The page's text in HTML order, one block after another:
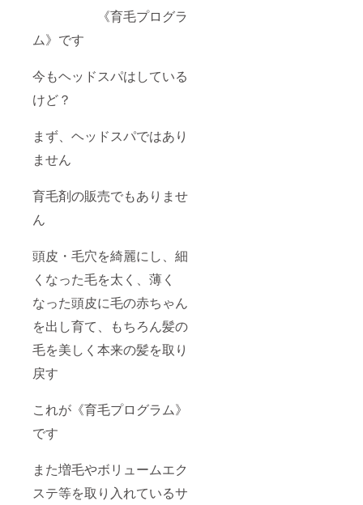
《育毛プログラ
ム》です
今もヘッドスパはしている
けど？
まず、ヘッドスパではあり
ません
育毛剤の販売でもありませ
ん
頭皮・毛穴を綺麗にし、細
くなった毛を太く、薄く
なった頭皮に毛の赤ちゃん
を出し育て、もちろん髪の
毛を美しく本来の髪を取り
戻す
これが《育毛プログラム》
です
また増毛やボリュームエク
ステ等を取り入れているサ